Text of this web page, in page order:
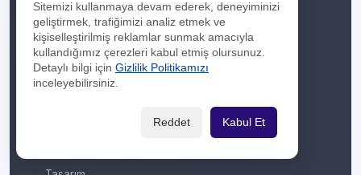
Otomotiv
Oyuncak / Çocuk
Profesyonel Hizmet
Sağlık / Hastane
Sitemizi kullanmaya devam ederek, deneyiminizi
geliştirmek, trafiğimizi analiz etmek ve
kişiselleştirilmiş reklamlar sunmak amacıyla
kullandığımız çerezleri kabul etmiş olursunuz.
Detaylı bilgi için Gizlilik Politikamızı
inceleyebilirsiniz.
Reddet Kabul Et